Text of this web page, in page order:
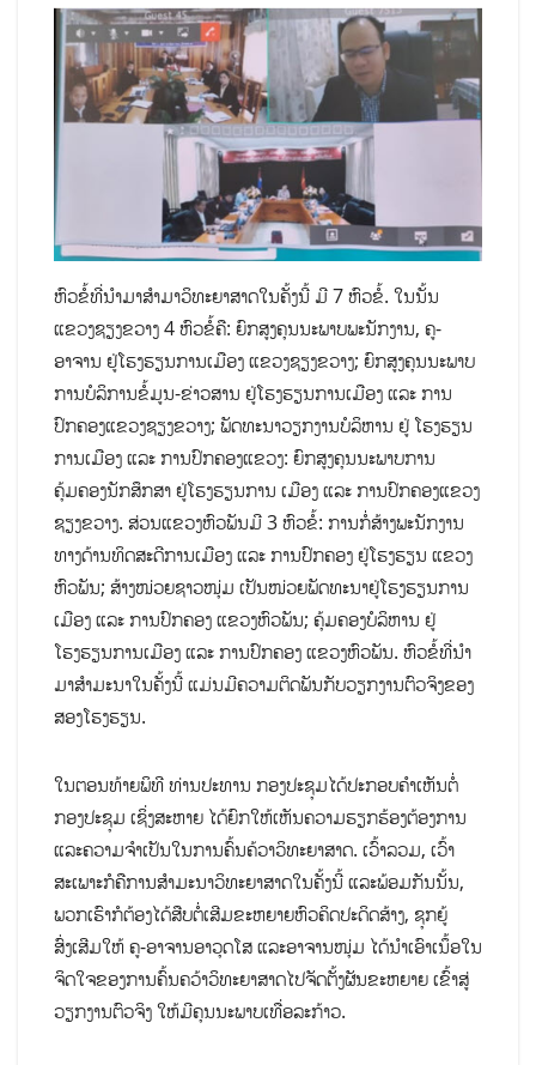
ຫົວຂໍ້ທີ່ນຳມາສຳມາວິທະຍາສາດໃນຄັ້ງນີ້ ມີ 7 ຫົວຂໍ້. ໃນນັ້ນ
ແຂວງຊຽງຂວາງ 4 ຫົວຂໍ້ຄື: ຍົກສູງຄຸນນະພາບພະນັກງານ, ຄູ-
ອາຈານ ຢູ່ໂຮງຮຽນການເມືອງ ແຂວງຊຽງຂວາງ; ຍົກສູງຄຸນນະພາບ
ການບໍລິການຂໍ້ມູນ-ຂ່າວສານ ຢູ່ໂຮງຮຽນການເມືອງ ແລະ ການ
ປົກຄອງແຂວງຊຽງຂວາງ; ພັດທະນາວຽກງານບໍລິຫານ ຢູ່ ໂຮງຮຽນ
ການເມືອງ ແລະ ການປົກຄອງແຂວງ: ຍົກສູງຄຸນນະພາບການ
ຄຸ້ມຄອງນັກສຶກສາ ຢູ່ໂຮງຮຽນການ ເມືອງ ແລະ ການປົກຄອງແຂວງ
ຊຽງຂວາງ. ສ່ວນແຂວງຫົວພັນມີ 3 ຫົວຂໍ້: ການກໍ່ສ້າງພະນັກງານ
ທາງດ້ານທິດສະດີການເມືອງ ແລະ ການປົກຄອງ ຢູ່ໂຮງຮຽນ ແຂວງ
ຫົວພັນ; ສ້າງໜ່ວຍຊາວໜຸ່ມ ເປັນໜ່ວຍພັດທະນາຢູ່ໂຮງຮຽນການ
ເມືອງ ແລະ ການປົກຄອງ ແຂວງຫົວພັນ; ຄຸ້ມຄອງບໍລິຫານ ຢູ່
ໂຮງຮຽນການເມືອງ ແລະ ການປົກຄອງ ແຂວງຫົວພັນ. ຫົວຂໍ້ທີ່ນຳ
ມາສຳມະນາໃນຄັ້ງນີ້ ແມ່ນມີຄວາມຕິດພັນກັບວຽກງານຕົວຈິງຂອງ
ສອງໂຮງຮຽນ.
ໃນຕອນທ້າຍພິທີ ທ່ານປະທານ ກອງປະຊຸມໄດ້ປະກອບຄຳເຫັນຕໍ່
ກອງປະຊຸມ ເຊິ່ງສະຫາຍ ໄດ້ຍົກໃຫ້ເຫັນຄວາມຮຽກຮ້ອງຕ້ອງການ
ແລະຄວາມຈໍາເປັນໃນການຄົ້ນຄ້ວາວິທະຍາສາດ. ເວົ້າລວມ, ເວົ້າ
ສະເພາະກໍຄືການສໍາມະນາວິທະຍາສາດໃນຄັ້ງນີ້ ແລະພ້ອມກັນນັ້ນ,
ພວກເຮົາກໍຕ້ອງໄດ້ສືບຕໍ່ເສີມຂະຫຍາຍຫົວຄິດປະດິດສ້າງ, ຊຸກຍູ້
ສົ່ງເສີມໃຫ້ ຄູ-ອາຈານອາວຸດໂສ ແລະອາຈານໜຸ່ມ ໄດ້ນໍາເອົາເນຶ້ອໃນ
ຈິດໃຈຂອງການຄົ້ນຄວ້າວິທະຍາສາດໄປຈັດຕັ້ງຜັນຂະຫຍາຍ ເຂົ້າສູ່
ວຽກງານຕົວຈິງ ໃຫ້ມີຄຸນນະພາບເທື່ອລະກ້າວ.